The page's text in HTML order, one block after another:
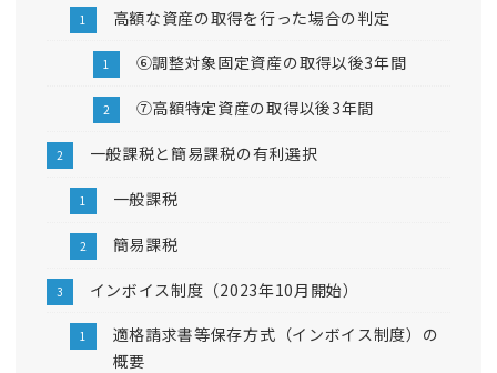
高額な資産の取得を行った場合の判定
⑥調整対象固定資産の取得以後3年間
⑦高額特定資産の取得以後3年間
一般課税と簡易課税の有利選択
一般課税
簡易課税
インボイス制度（2023年10月開始）
適格請求書等保存方式（インボイス制度）の
概要